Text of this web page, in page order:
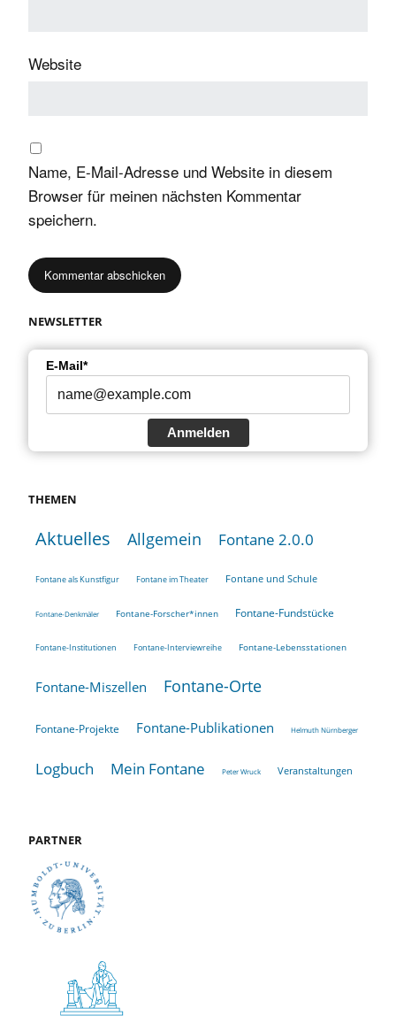
Website
Name, E-Mail-Adresse und Website in diesem
Browser für meinen nächsten Kommentar
speichern.
NEWSLETTER
E-Mail*
Anmelden
THEMEN
Aktuelles Allgemein Fontane 2.0.0
Fontane als Kunstfigur Fontane im Theater Fontane und Schule
Fontane-Denkmäler Fontane-Forscher*innen Fontane-Fundstücke
Fontane-Institutionen Fontane-Interviewreihe Fontane-Lebensstationen
Fontane-Miszellen Fontane-Orte
Fontane-Projekte Fontane-Publikationen Helmuth Nürnberger
Logbuch Mein Fontane Peter Wruck Veranstaltungen
PARTNER